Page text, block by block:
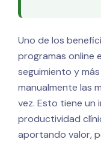
Uno de los
programas online
seguimiento y
manualmente las
vez. Esto tiene
productividad
aportando valor,